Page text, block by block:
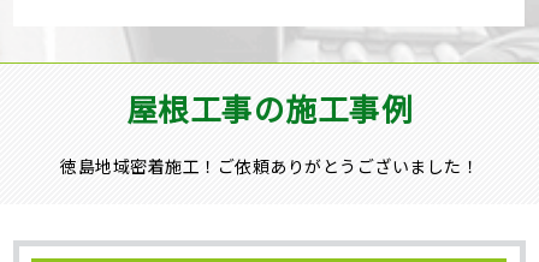
屋根工事の施工事例
徳島地域密着施工！ご依頼ありがとうございました！